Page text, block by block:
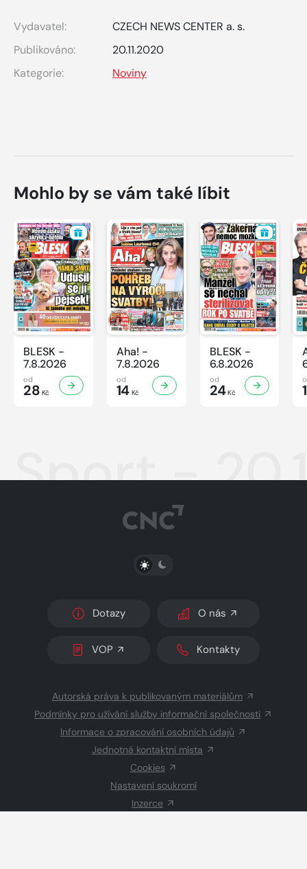
Vydavatel:
CZECH NEWS CENTER a. s.
Publikováno:
20.11.2020
Kategorie:
Noviny
Mohlo by se vám také líbit
BLESK -
7.8.2026
od
28 Kč
Aha! -
7.8.2026
od
14Kč
BLESK -
6.8.2026
od
24Kč
Sport -
PŘEPNOUT SVĚTLÝ/TMAVÝ REŽIM
Dotazy O nás
VOP Kontakty
Autorská práva k publikovaným materiálům
Podmínky pro užívání služby informační společnosti
Informace o zpracování osobních údajů
Jednotná kontaktní místa
Cookies
Nastavení soukromí
Inzerce